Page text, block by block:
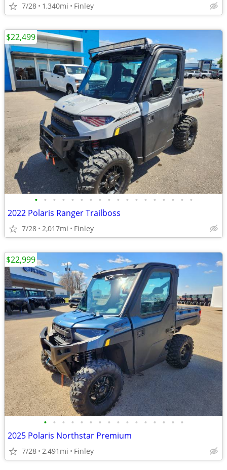
7/28 1,340mi Finley
• • • • • • • • • • • • • • • • • •
2022 Polaris Ranger Trailboss
7/28 2,017mi Finley
$22,499
• • • • • • • • • • • • • • • •
2025 Polaris Northstar Premium
7/28 2,491mi Finley
$22,999